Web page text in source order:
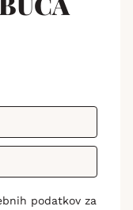
podatkov za